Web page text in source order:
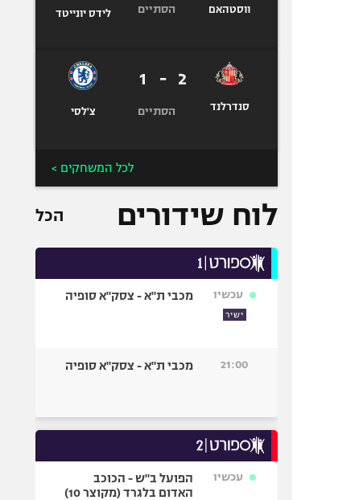
ווסטהאם הסתיים לידס יונייטד
סנדרלנד
2
-
1
הסתיים צ'לסי
לכל המשחקים >
לוח שידורים הכל
עכשיו
ישיר
מכבי ת"א - צסק"א סופיה
21:00 מכבי ת"א - צסק"א סופיה
עכשיו
הפועל ב"ש - הכוכב
האדום בלגרד (מקוצר 10)